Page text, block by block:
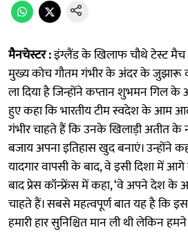
मैनचेस्टर :इंग्लैंड के खिलाफ चौथे टेस्ट मैच
मुख्य कोच गौतम गंभीर के अंदर के जुझारू
ला दिया है जिन्होंने कप्तान शुभमन गिल
हुए कहा कि भारतीय टीम स्वदेश के आम
गंभीर चाहते हैं कि उनके खिलाड़ी अतीत
बजाय अपना इतिहास खुद बनाएं। उन्होंने
यादगार वापसी के बाद, वे इसी दिशा में
बाद प्रेस कॉन्फ्रेंस में कहा, ‘वे अपने देश
चाहते हैं। सबसे महत्वपूर्ण बात यह है कि
हमारी हार सुनिश्चित मान ली थी लेकिन